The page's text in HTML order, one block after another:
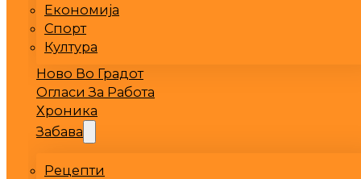
Економија
Спорт
Култура
Ново Во Градот
Огласи За Работа
Хроника
Забава
Рецепти